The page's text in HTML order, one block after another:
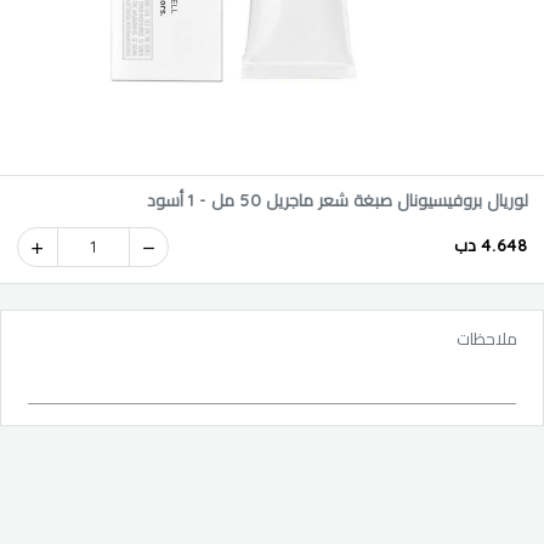
لوريال بروفيسيونال صبغة شعر ماجريل 50 مل - 1 أسود
4.648 دب 1
ملاحظات